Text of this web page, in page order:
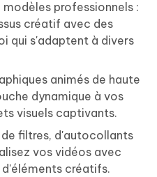
professionnels :
créatif avec des
qui s'adaptent à divers
animés de haute
dynamique à vos
visuels captivants.
filtres, d'autocollants
vos vidéos avec
créatifs.